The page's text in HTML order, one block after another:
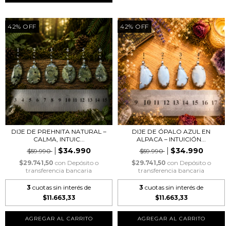
42% OFF
DIJE DE PREHNITA NATURAL –
CALMA, INTUIC...
$59.990
$34.990
$29.741,50 con Depósito o
transferencia bancaria
3 cuotas sin interés de
$11.663,33
AGREGAR AL CARRITO
42% OFF
DIJE DE ÓPALO AZUL EN
ALPACA – INTUICIÓN...
$59.990
$34.990
$29.741,50 con Depósito o
transferencia bancaria
3 cuotas sin interés de
$11.663,33
AGREGAR AL CARRITO